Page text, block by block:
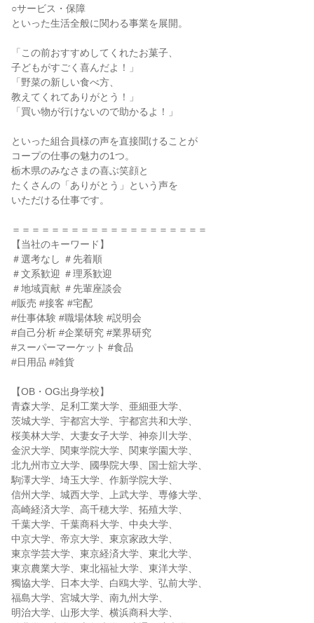
○サービス・保障
といった生活全般に関わる事業を展開。
「この前おすすめしてくれたお菓子、
子どもがすごく喜んだよ！」
「野菜の新しい食べ方、
教えてくれてありがとう！」
「買い物が行けないので助かるよ！」
といった組合員様の声を直接聞けることが
コープの仕事の魅力の1つ。
栃木県のみなさまの喜ぶ笑顔と
たくさんの「ありがとう」という声を
いただける仕事です。
＝＝＝＝＝＝＝＝＝＝＝＝＝＝＝＝＝＝＝＝
【当社のキーワード】
＃選考なし ＃先着順
＃文系歓迎 ＃理系歓迎
＃地域貢献 ＃先輩座談会
#販売 #接客 #宅配
#仕事体験 #職場体験 #説明会
#自己分析 #企業研究 #業界研究
#スーパーマーケット #食品
#日用品 #雑貨
【OB・OG出身学校】
青森大学、足利工業大学、亜細亜大学、
茨城大学、宇都宮大学、宇都宮共和大学、
桜美林大学、大妻女子大学、神奈川大学、
金沢大学、関東学院大学、関東学園大学、
北九州市立大学、國學院大學、国士舘大学、
駒澤大学、埼玉大学、作新学院大学、
信州大学、城西大学、上武大学、専修大学、
高崎経済大学、高千穂大学、拓殖大学、
千葉大学、千葉商科大学、中央大学、
中京大学、帝京大学、東京家政大学、
東京学芸大学、東京経済大学、東北大学、
東京農業大学、東北福祉大学、東洋大学、
獨協大学、日本大学、白鴎大学、弘前大学、
福島大学、宮城大学、南九州大学、
明治大学、山形大学、横浜商科大学、